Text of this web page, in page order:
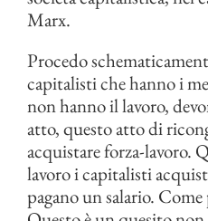
Marx.
Procedo
capitalisti che hanno i
non hanno il lavoro,
atto, questo atto di
acquistare forza-lavoro.
lavoro i capitalisti
pagano un salario.